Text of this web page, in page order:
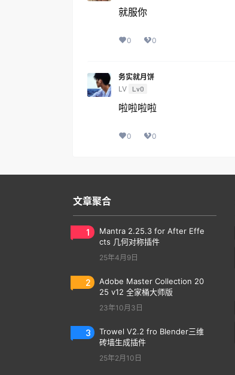
就服你
0 0
务实就月饼
LV Lv0
啦啦啦啦
0 0
文章聚合
1
Mantra 2.25.3 for After Effe
cts 几何对称插件
25年4月9日
2
Adobe Master Collection 20
25 v12 全家桶大师版
23年10月3日
3
Trowel V2.2 fro Blender三维
砖墙生成插件
25年2月10日